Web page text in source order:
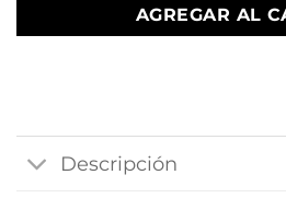
AGREGAR AL
Descripción